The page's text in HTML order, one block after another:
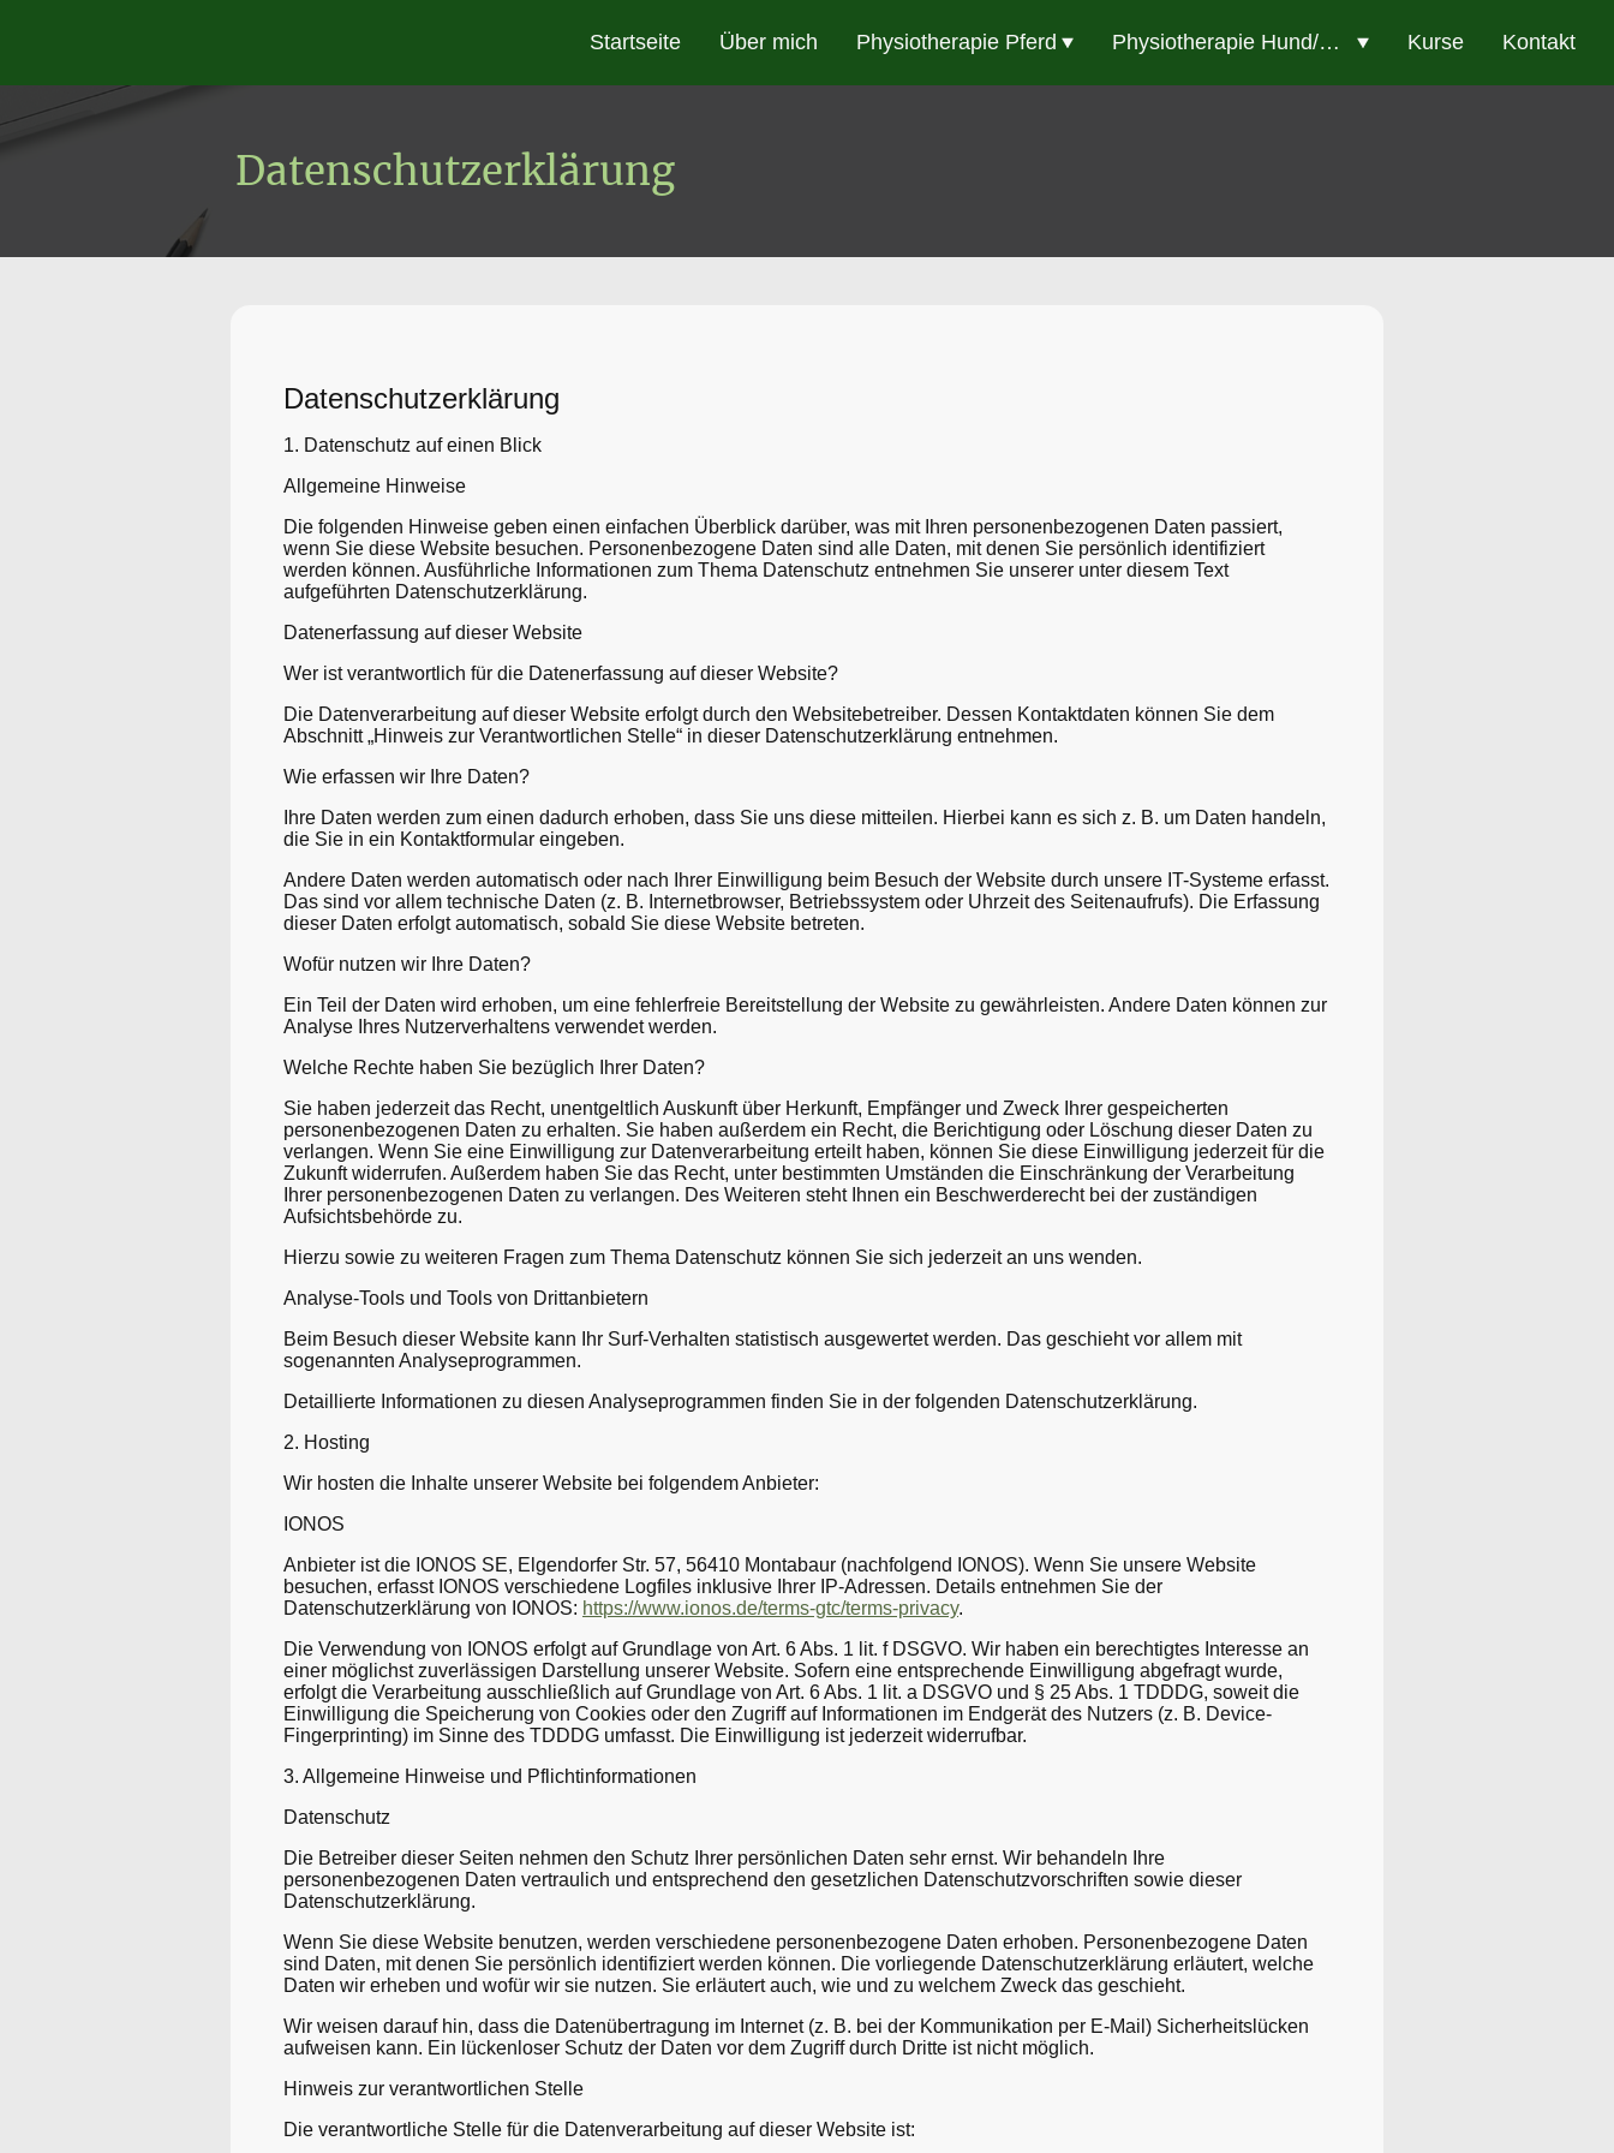
Startseite Über mich Physiotherapie Pferd Physiotherapie Hund/Katze Kurse Kontakt
Datenschutzerklärung
Datenschutz­erklärung
1. Datenschutz auf einen Blick
Allgemeine Hinweise
Die folgenden Hinweise geben einen einfachen Überblick darüber, was mit Ihren personenbezogenen Daten passiert,
wenn Sie diese Website besuchen. Personenbezogene Daten sind alle Daten, mit denen Sie persönlich identifiziert
werden können. Ausführliche Informationen zum Thema Datenschutz entnehmen Sie unserer unter diesem Text
aufgeführten Datenschutzerklärung.
Datenerfassung auf dieser Website
Wer ist verantwortlich für die Datenerfassung auf dieser Website?
Die Datenverarbeitung auf dieser Website erfolgt durch den Websitebetreiber. Dessen Kontaktdaten können Sie dem
Abschnitt „Hinweis zur Verantwortlichen Stelle“ in dieser Datenschutzerklärung entnehmen.
Wie erfassen wir Ihre Daten?
Ihre Daten werden zum einen dadurch erhoben, dass Sie uns diese mitteilen. Hierbei kann es sich z. B. um Daten handeln,
die Sie in ein Kontaktformular eingeben.
Andere Daten werden automatisch oder nach Ihrer Einwilligung beim Besuch der Website durch unsere IT-Systeme erfasst.
Das sind vor allem technische Daten (z. B. Internetbrowser, Betriebssystem oder Uhrzeit des Seitenaufrufs). Die Erfassung
dieser Daten erfolgt automatisch, sobald Sie diese Website betreten.
Wofür nutzen wir Ihre Daten?
Ein Teil der Daten wird erhoben, um eine fehlerfreie Bereitstellung der Website zu gewährleisten. Andere Daten können zur
Analyse Ihres Nutzerverhaltens verwendet werden.
Welche Rechte haben Sie bezüglich Ihrer Daten?
Sie haben jederzeit das Recht, unentgeltlich Auskunft über Herkunft, Empfänger und Zweck Ihrer gespeicherten
personenbezogenen Daten zu erhalten. Sie haben außerdem ein Recht, die Berichtigung oder Löschung dieser Daten zu
verlangen. Wenn Sie eine Einwilligung zur Datenverarbeitung erteilt haben, können Sie diese Einwilligung jederzeit für die
Zukunft widerrufen. Außerdem haben Sie das Recht, unter bestimmten Umständen die Einschränkung der Verarbeitung
Ihrer personenbezogenen Daten zu verlangen. Des Weiteren steht Ihnen ein Beschwerderecht bei der zuständigen
Aufsichtsbehörde zu.
Hierzu sowie zu weiteren Fragen zum Thema Datenschutz können Sie sich jederzeit an uns wenden.
Analyse-Tools und Tools von Dritt­anbietern
Beim Besuch dieser Website kann Ihr Surf-Verhalten statistisch ausgewertet werden. Das geschieht vor allem mit
sogenannten Analyseprogrammen.
Detaillierte Informationen zu diesen Analyseprogrammen finden Sie in der folgenden Datenschutzerklärung.
2. Hosting
Wir hosten die Inhalte unserer Website bei folgendem Anbieter:
IONOS
Anbieter ist die IONOS SE, Elgendorfer Str. 57, 56410 Montabaur (nachfolgend IONOS). Wenn Sie unsere Website
besuchen, erfasst IONOS verschiedene Logfiles inklusive Ihrer IP-Adressen. Details entnehmen Sie der
Datenschutzerklärung von IONOS: https://www.ionos.de/terms-gtc/terms-privacy.
Die Verwendung von IONOS erfolgt auf Grundlage von Art. 6 Abs. 1 lit. f DSGVO. Wir haben ein berechtigtes Interesse an
einer möglichst zuverlässigen Darstellung unserer Website. Sofern eine entsprechende Einwilligung abgefragt wurde,
erfolgt die Verarbeitung ausschließlich auf Grundlage von Art. 6 Abs. 1 lit. a DSGVO und § 25 Abs. 1 TDDDG, soweit die
Einwilligung die Speicherung von Cookies oder den Zugriff auf Informationen im Endgerät des Nutzers (z. B. Device-
Fingerprinting) im Sinne des TDDDG umfasst. Die Einwilligung ist jederzeit widerrufbar.
3. Allgemeine Hinweise und Pflicht­informationen
Datenschutz
Die Betreiber dieser Seiten nehmen den Schutz Ihrer persönlichen Daten sehr ernst. Wir behandeln Ihre
personenbezogenen Daten vertraulich und entsprechend den gesetzlichen Datenschutzvorschriften sowie dieser
Datenschutzerklärung.
Wenn Sie diese Website benutzen, werden verschiedene personenbezogene Daten erhoben. Personenbezogene Daten
sind Daten, mit denen Sie persönlich identifiziert werden können. Die vorliegende Datenschutzerklärung erläutert, welche
Daten wir erheben und wofür wir sie nutzen. Sie erläutert auch, wie und zu welchem Zweck das geschieht.
Wir weisen darauf hin, dass die Datenübertragung im Internet (z. B. bei der Kommunikation per E-Mail) Sicherheitslücken
aufweisen kann. Ein lückenloser Schutz der Daten vor dem Zugriff durch Dritte ist nicht möglich.
Hinweis zur verantwortlichen Stelle
Die verantwortliche Stelle für die Datenverarbeitung auf dieser Website ist: